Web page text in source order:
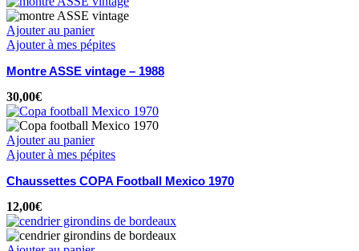
Ajouter au panier
Ajouter à mes pépites
Montre ASSE vintage – 1988
30,00€
Ajouter au panier
Ajouter à mes pépites
Chaussettes COPA Football Mexico 1970
12,00€